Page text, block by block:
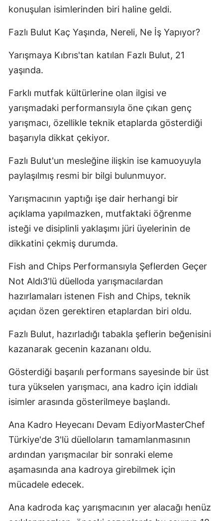
konuşulan isimlerinden biri haline geldi.
Fazlı Bulut Kaç Yaşında, Nereli, Ne İş Yapıyor?
Yarışmaya Kıbrıs'tan katılan Fazlı Bulut, 21
yaşında.
Farklı mutfak kültürlerine olan ilgisi ve
yarışmadaki performansıyla öne çıkan genç
yarışmacı, özellikle teknik etaplarda gösterdiği
başarıyla dikkat çekiyor.
Fazlı Bulut'un mesleğine ilişkin ise kamuoyuyla
paylaşılmış resmi bir bilgi bulunmuyor.
Yarışmacının yaptığı işe dair herhangi bir
açıklama yapılmazken, mutfaktaki öğrenme
isteği ve disiplinli yaklaşımı jüri üyelerinin de
dikkatini çekmiş durumda.
Fish and Chips Performansıyla Şeflerden Geçer
Not Aldı3'lü düelloda yarışmacılardan
hazırlamaları istenen Fish and Chips, teknik
açıdan özen gerektiren etaplardan biri oldu.
Fazlı Bulut, hazırladığı tabakla şeflerin beğenisini
kazanarak gecenin kazananı oldu.
Gösterdiği başarılı performans sayesinde bir üst
tura yükselen yarışmacı, ana kadro için iddialı
isimler arasında gösterilmeye başlandı.
Ana Kadro Heyecanı Devam EdiyorMasterChef
Türkiye'de 3'lü düelloların tamamlanmasının
ardından yarışmacılar bir sonraki eleme
aşamasında ana kadroya girebilmek için
mücadele edecek.
Ana kadroda kaç yarışmacının yer alacağı henüz